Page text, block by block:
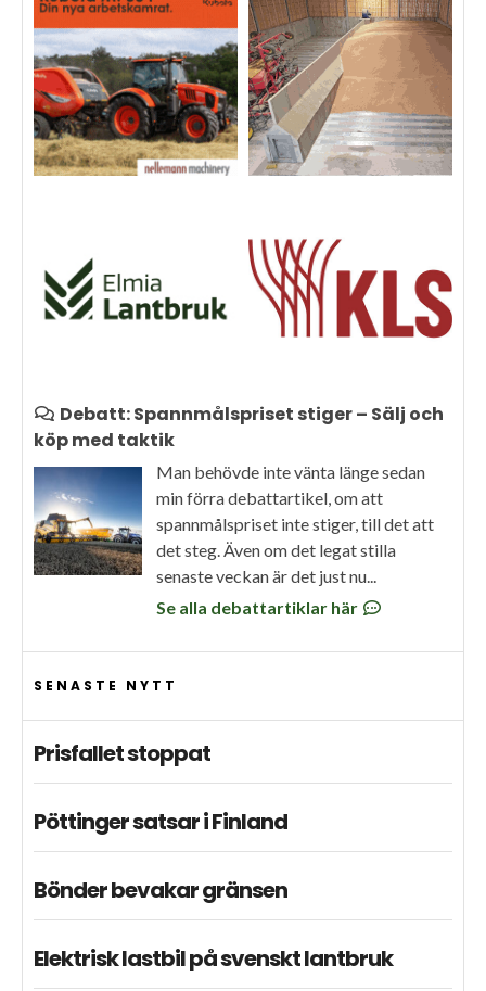
Debatt: Spannmålspriset stiger – Sälj och
köp med taktik
Man behövde inte vänta länge sedan
min förra debattartikel, om att
spannmålspriset inte stiger, till det att
det steg. Även om det legat stilla
senaste veckan är det just nu...
Se alla debattartiklar här
SENASTE NYTT
Prisfallet stoppat
Pöttinger satsar i Finland
Bönder bevakar gränsen
Elektrisk lastbil på svenskt lantbruk